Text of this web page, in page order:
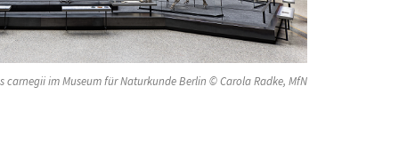
carnegii im Museum für Naturkunde Berlin © Carola Radke, MfN